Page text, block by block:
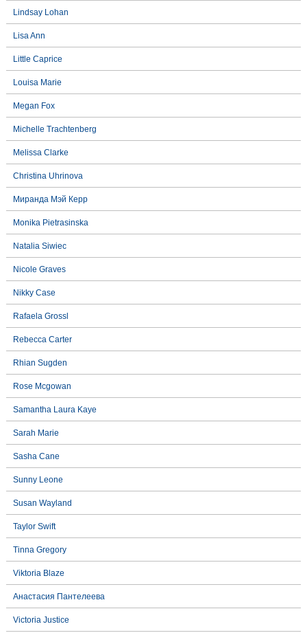
Lindsay Lohan
Lisa Ann
Little Caprice
Louisa Marie
Megan Fox
Michelle Trachtenberg
Melissa Clarke
Christina Uhrinova
Миранда Мэй Керр
Monika Pietrasinska
Natalia Siwiec
Nicole Graves
Nikky Case
Rafaela Grossl
Rebecca Carter
Rhian Sugden
Rose Mcgowan
Samantha Laura Kaye
Sarah Marie
Sasha Cane
Sunny Leone
Susan Wayland
Taylor Swift
Tinna Gregory
Viktoria Blaze
Анастасия Пантелеева
Victoria Justice